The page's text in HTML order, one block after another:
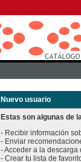
Nuevo usuario
Estas son algunas de
- Recibir información
- Enviar
- Acceder a la